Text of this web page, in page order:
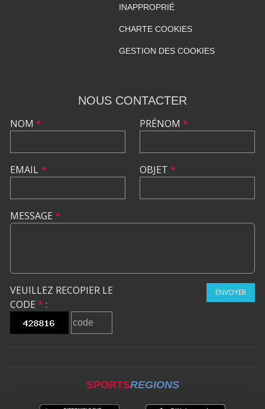
INAPPROPRIÉ
CHARTE COOKIES
GESTION DES COOKIES
NOUS CONTACTER
NOM *
EMAIL*
PRÉNOM *
OBJET *
MESSAGE *
VEUILLEZ RECOPIER LE
CODE * :
ENVOYER
SPORTSREGIONS